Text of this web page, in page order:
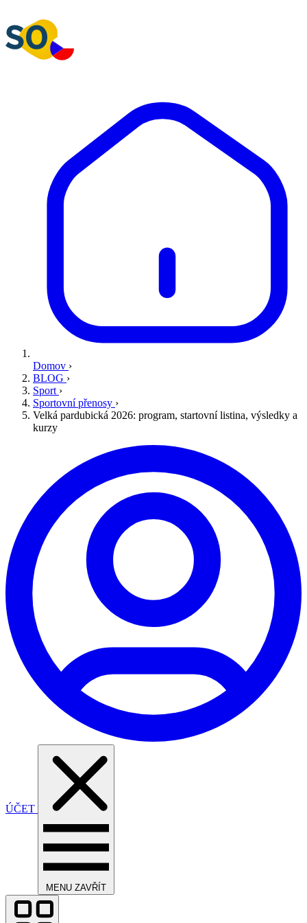
Domov ›
BLOG ›
Sport ›
Sportovní přenosy ›
Velká pardubická 2026: program, startovní listina, výsledky a
kurzy
ÚČET
MENU ZAVŘÍT